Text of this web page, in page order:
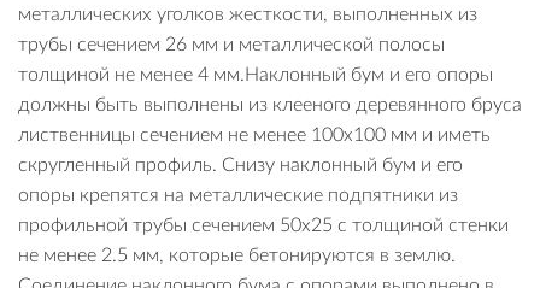
металлических уголков жесткости, выполненных из
трубы сечением 26 мм и металлической полосы
толщиной не менее 4 мм.Наклонный бум и его опоры
должны быть выполнены из клееного деревянного бруса
лиственницы сечением не менее 100х100 мм и иметь
скругленный профиль. Снизу наклонный бум и его
опоры крепятся на металлические подпятники из
профильной трубы сечением 50х25 с толщиной стенки
не менее 2.5 мм, которые бетонируются в землю.